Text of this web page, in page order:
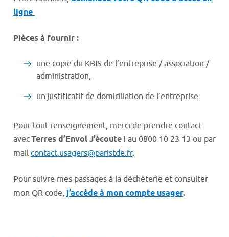
ligne
Pièces à fournir :
une copie du KBIS de l’entreprise / association /
administration,
un justificatif de domiciliation de l’entreprise.
Pour tout renseignement, merci de prendre contact
avecTerres d’Envol J’écoute ! au 0800 10 23 13 ou par
mail contact.usagers@paristde.fr.
Pour suivre mes passages à la déchèterie et consulter
mon QR code, j’accède à mon compte usager.